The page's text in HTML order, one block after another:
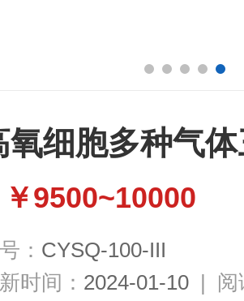
氧细胞多种气
￥9500~10000
： CYSQ-100-III
时间： 2024-01-10 | 阅